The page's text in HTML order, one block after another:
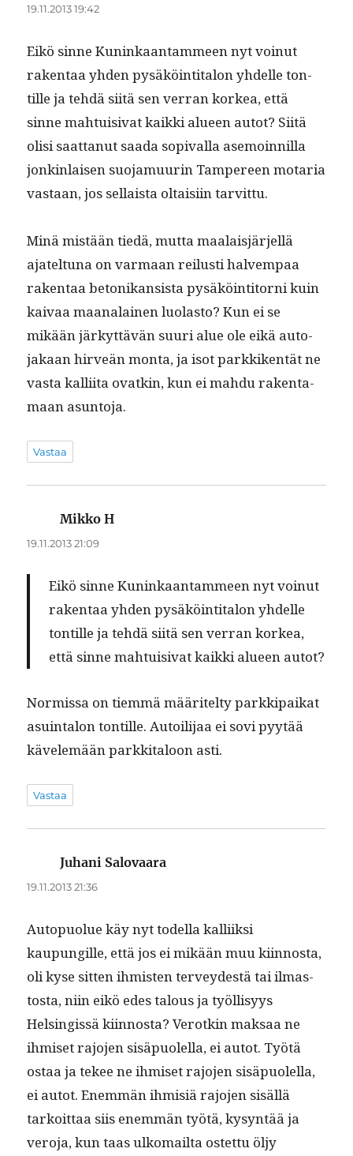
19.11.2013 19:42
Eikö sinne Kuninkaan­tam­meen nyt voin­ut
rak­en­taa yhden pysäköin­ti­talon yhdelle ton­
tille ja tehdä siitä sen ver­ran korkea, että
sinne mah­tu­isi­vat kaik­ki alueen autot? Siitä
olisi saat­tanut saa­da sopi­val­la ase­moin­nil­la
jonkin­laisen suo­ja­muurin Tam­pereen motaria
vas­taan, jos sel­l­aista oltaisi­in tarvittu.
Minä mis­tään tiedä, mut­ta maalaisjär­jel­lä
ajatel­tuna on var­maan reilusti halvem­paa
rak­en­taa betonikan­sista pysäköin­ti­torni kuin
kaivaa maanalainen luo­las­to? Kun ei se
mikään järkyt­tävän suuri alue ole eikä auto­
jakaan hirveän mon­ta, ja isot parkkiken­tät ne
vas­ta kalli­ita ovatkin, kun ei mah­du rak­en­ta­
maan asuntoja.
Vastaa
Mikko H
19.11.2013 21:09
Eikö sinne Kuninkaan­tam­meen nyt voin­ut
rak­en­taa yhden pysäköin­ti­talon yhdelle
ton­tille ja tehdä siitä sen ver­ran korkea,
että sinne mah­tu­isi­vat kaik­ki alueen autot?
Normis­sa on tiem­mä määritel­ty parkkipaikat
asuin­talon ton­tille. Autoil­i­jaa ei sovi pyytää
kävelemään parkki­taloon asti.
Vastaa
Juhani Salovaara
19.11.2013 21:36
Autop­uolue käy nyt todel­la kalli­ik­si
kaupungille, että jos ei mikään muu kiin­nos­ta,
oli kyse sit­ten ihmis­ten ter­vey­destä tai ilmas­
tos­ta, niin eikö edes talous ja työl­lisyys
Helsingis­sä kiin­nos­ta? Verotkin mak­saa ne
ihmiset rajo­jen sisäpuolel­la, ei autot. Työtä
ostaa ja tekee ne ihmiset rajo­jen sisäpuolel­la,
ei autot. Enem­män ihmisiä rajo­jen sisäl­lä
tarkoit­taa siis enem­män työtä, kysyn­tää ja
vero­ja, kun taas ulko­mail­ta ostet­tu öljy